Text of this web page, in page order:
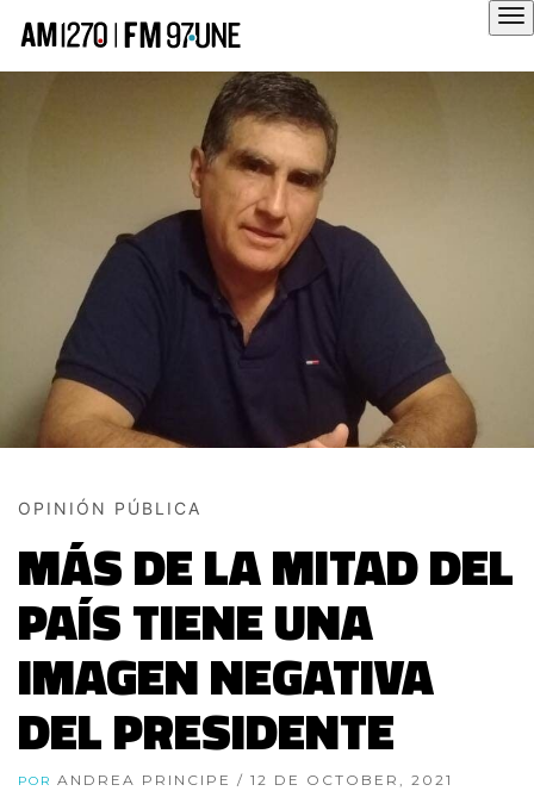
OPINIÓN PÚBLICA
MÁS DE LA MITAD DEL
PAÍS TIENE UNA
IMAGEN NEGATIVA
DEL PRESIDENTE
POR ANDREA PRINCIPE / 12 DE OCTOBER, 2021